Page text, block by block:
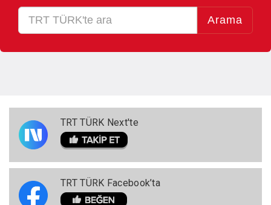
Arama
TRT TÜRK Next'te
TRT TÜRK Facebook’ta